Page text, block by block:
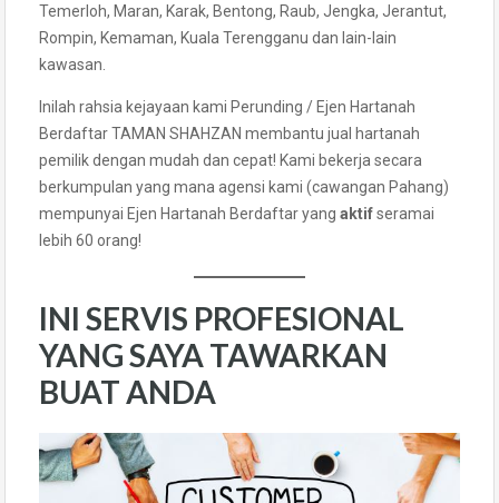
Temerloh, Maran, Karak, Bentong, Raub, Jengka, Jerantut,
Rompin, Kemaman, Kuala Terengganu dan lain-lain
kawasan.
Inilah rahsia kejayaan kami Perunding / Ejen Hartanah
Berdaftar TAMAN SHAHZAN membantu jual hartanah
pemilik dengan mudah dan cepat! Kami bekerja secara
berkumpulan yang mana agensi kami (cawangan Pahang)
mempunyai Ejen Hartanah Berdaftar yang aktifseramai
lebih 60 orang!
INI SERVIS PROFESIONAL
YANG SAYA TAWARKAN
BUAT ANDA